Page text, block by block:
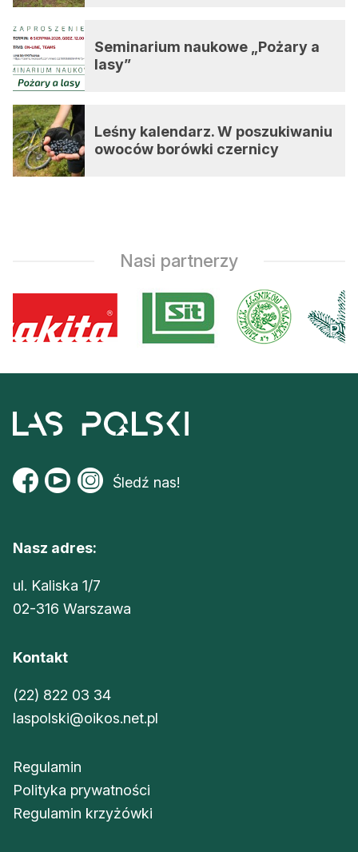
Seminarium naukowe „Pożary a
lasy”
Leśny kalendarz. W poszukiwaniu
owoców borówki czernicy
Nasi partnerzy
Śledź nas!
Nasz adres:
ul. Kaliska 1/7
02-316 Warszawa
Kontakt
(22) 822 03 34
laspolski@oikos.net.pl
Regulamin
Polityka prywatności
Regulamin krzyżówki